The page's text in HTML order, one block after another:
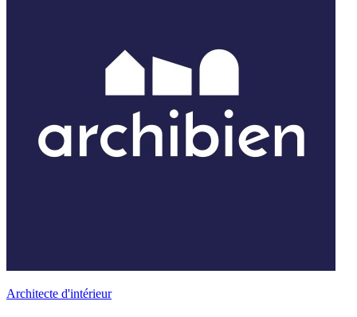
Architecte d'intérieur